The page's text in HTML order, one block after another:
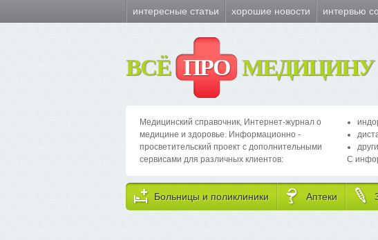
интересные статьи хорошие новости интервью
ВСЁ ПРО МЕДИЦИНУ
Медицинский справочник, Интернет-журнал о
медицине и здоровье. Информационно -
просветительский проект с дополнительными
сервисами для различных клиентов:
С
Больницы и поликлиники Аптеки